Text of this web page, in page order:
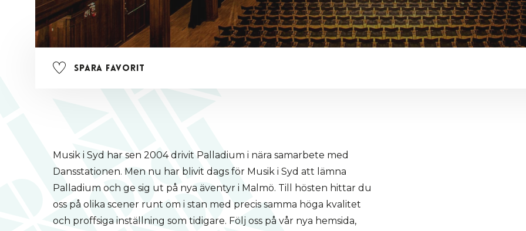
Spara favorit
Musik i Syd har sen 2004 drivit Palladium i nära samarbete med
Dansstationen. Men nu har blivit dags för Musik i Syd att lämna
Palladium och ge sig ut på nya äventyr i Malmö. Till hösten hittar du
oss på olika scener runt om i stan med precis samma höga kvalitet
och proffsiga inställning som tidigare. Följ oss på vår nya hemsida,